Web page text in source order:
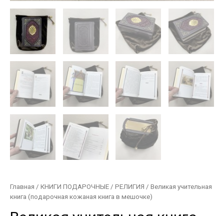
Главная / КНИГИ ПОДАРОЧНЫЕ / РЕЛИГИЯ / Великая учительная
книга (подарочная кожаная книга в мешочке)